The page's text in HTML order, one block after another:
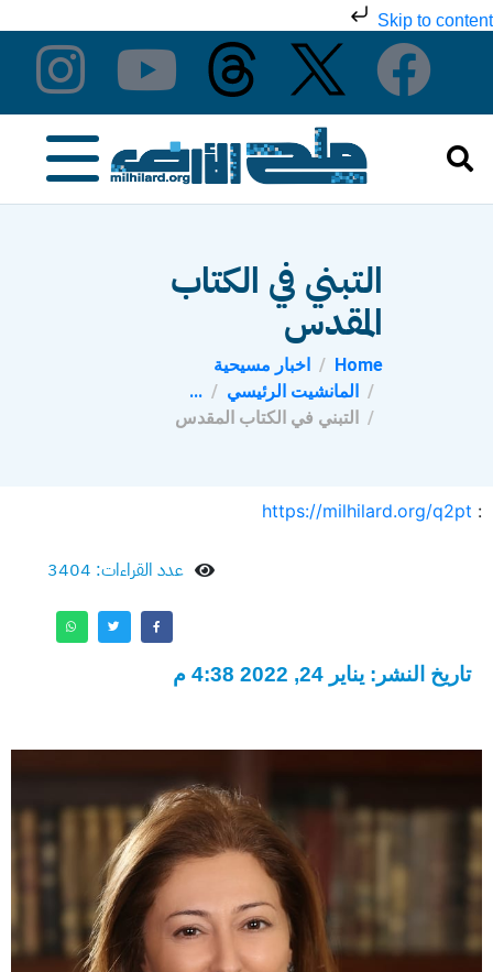
Skip to content
التبني في الكتاب
المقدس
Home
اخبار مسيحية
المانشيت الرئيسي
...
التبني في الكتاب المقدس
:
https://milhilard.org/q2pt
عدد القراءات: 3404
تاريخ النشر: يناير 24, 2022 4:38 م